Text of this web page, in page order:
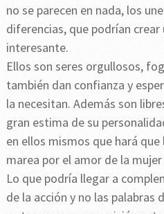
no se parecen en nada, los
diferencias, que podrían
interesante.
Ellos son seres orgullosos,
también dan confianza y
la necesitan. Además son
gran estima de su
en ellos mismos que hará
marea por el amor de la
Lo que podría llegar a
de la acción y no las palabras